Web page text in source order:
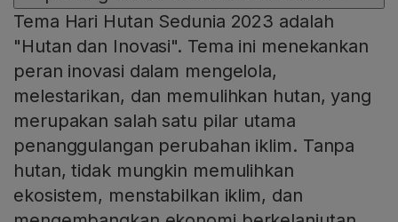
Tema Hari Hutan Sedunia 2023 adalah
"Hutan dan Inovasi". Tema ini menekankan
peran inovasi dalam mengelola,
melestarikan, dan memulihkan hutan, yang
merupakan salah satu pilar utama
penanggulangan perubahan iklim. Tanpa
hutan, tidak mungkin memulihkan
ekosistem, menstabilkan iklim, dan